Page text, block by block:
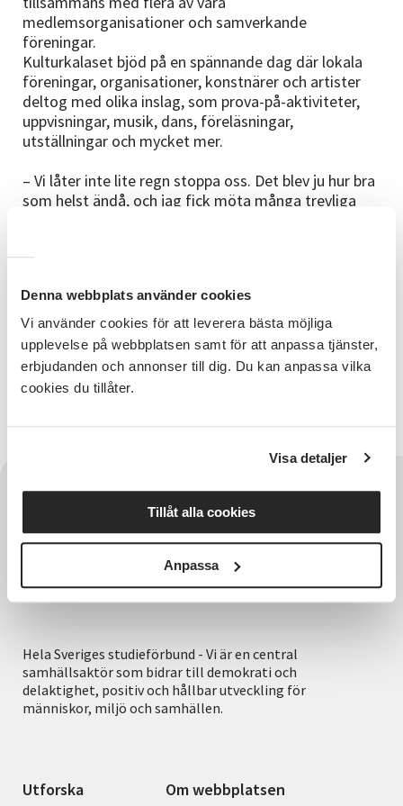
Denna webbplats använder cookies
Vi använder cookies för att leverera bästa möjliga
upplevelse på webbplatsen samt för att anpassa tjänster,
erbjudanden och annonser till dig. Du kan anpassa vilka
cookies du tillåter.
Visa detaljer
Tillåt alla cookies
Anpassa
medlemsorganisationer och samverkande
föreningar.
Kulturkalaset bjöd på en spännande dag där lokala
föreningar, organisationer, konstnärer och artister
deltog med olika inslag, som prova-på-aktiviteter,
uppvisningar, musik, dans, föreläsningar,
utställningar och mycket mer.
– Vi låter inte lite regn stoppa oss. Det blev ju hur bra
som helst ändå, och jag fick möta många trevliga
samverkande, säger Jonas.
Relaterade länkar
Hela Sveriges studieförbund - Vi är en central
samhällsaktör som bidrar till demokrati och
delaktighet, positiv och hållbar utveckling för
människor, miljö och samhällen.
Utforska Om webbplatsen